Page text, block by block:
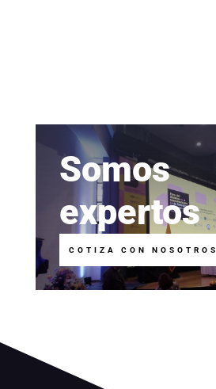
Somos
expertos
COTIZA CON NOSOTROS